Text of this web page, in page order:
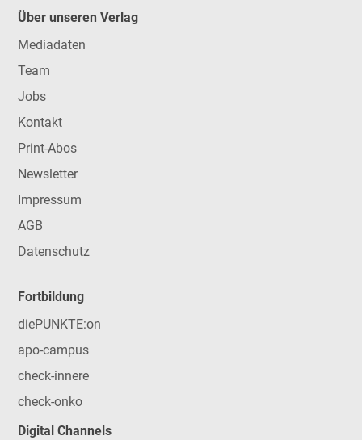
Über unseren Verlag
Mediadaten
Team
Jobs
Kontakt
Print-Abos
Newsletter
Impressum
AGB
Datenschutz
Fortbildung
diePUNKTE:on
apo-campus
check-innere
check-onko
Digital Channels